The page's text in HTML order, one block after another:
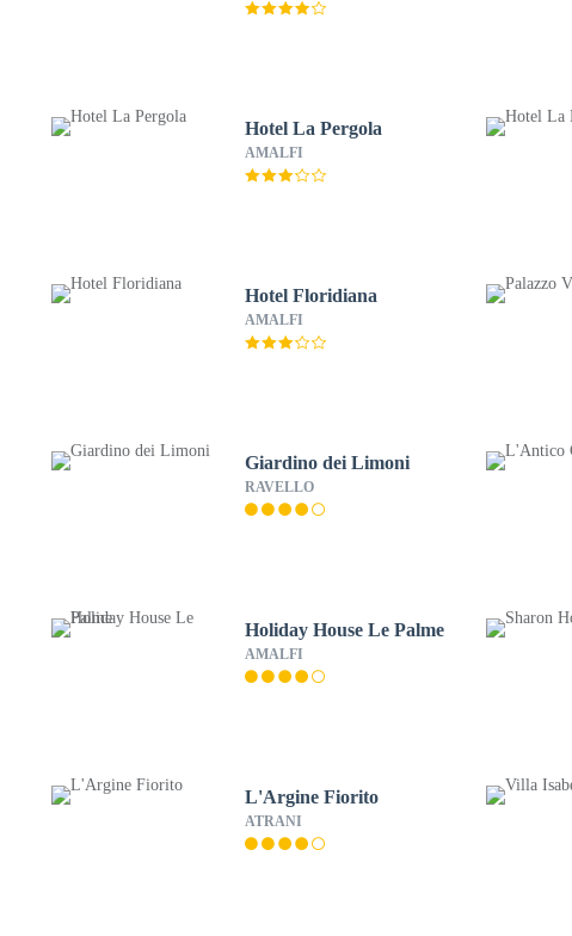
Hotel La Pergola
AMALFI
Hotel Floridiana
AMALFI
Giardino dei Limoni
RAVELLO
Holiday House Le Palme
AMALFI
L'Argine Fiorito
ATRANI